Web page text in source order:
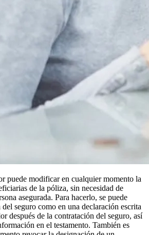
puede modificar en cualquier momento la
de la póliza, sin necesidad de
asegurada. Para hacerlo, se puede
seguro como en una declaración escrita
después de la contratación del seguro, así
en el testamento. También es